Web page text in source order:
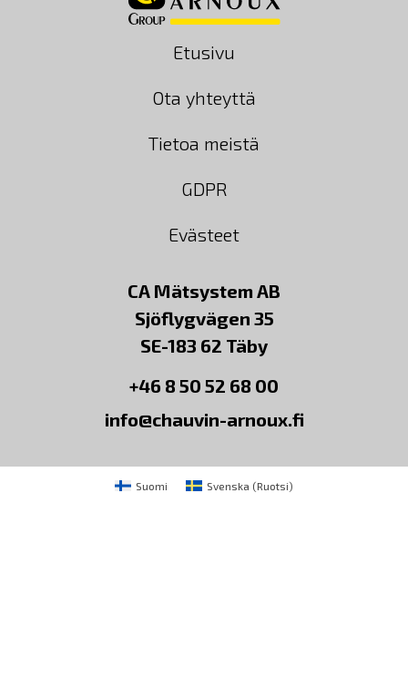
Etusivu
Ota yhteyttä
Tietoa meistä
GDPR
Evästeet
CA Mätsystem AB
Sjöflygvägen 35
SE-183 62 Täby
+46 8 50 52 68 00
info@chauvin-arnoux.fi
Suomi Svenska (Ruotsi)